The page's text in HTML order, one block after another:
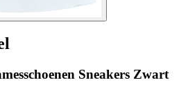
Sneakers Zwart